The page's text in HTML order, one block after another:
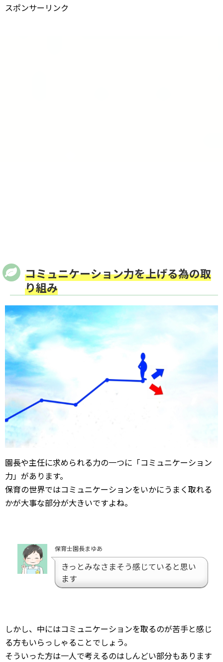
スポンサーリンク
コミュニケーション力を上げる為の取
り組み
園長や主任に求められる力の一つに「コミュニケーション
力」があります。
保育の世界ではコミュニケーションをいかにうまく取れる
かが大事な部分が大きいですよね。
保育士園長まゆあ
きっとみなさまそう感じていると思い
ます
しかし、中にはコミュニケーションを取るのが苦手と感じ
る方もいらっしゃることでしょう。
そういった方は一人で考えるのはしんどい部分もあります